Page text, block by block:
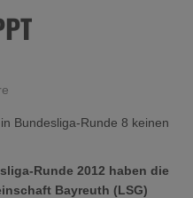
Bundesliga-Runde 8 keinen
Runde 2012 haben die
Bayreuth (LSG)